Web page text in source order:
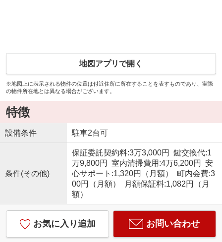
地図アプリで開く
※地図上に表示される物件の位置は付近住所に所在することを表すものであり、実際
の物件所在地とは異なる場合がございます。
特徴
設備条件 駐車2台可
条件(その他)
保証委託契約料:3万3,000円 鍵交換代:1
万9,800円 室内清掃費用:4万6,200円 安
心サポート:1,320円（月額） 町内会費:3
00円（月額） 月額保証料:1,082円（月
額）
お気に入り追加 お問い合わせ